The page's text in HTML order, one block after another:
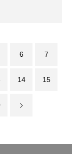
6 7
14 15